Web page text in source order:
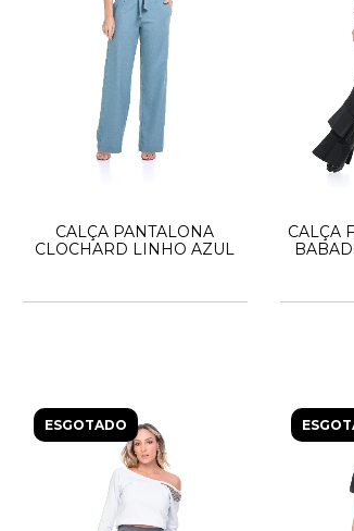
CALÇA PANTALONA
CLOCHARD LINHO AZUL
CALÇA
ESGOTADO